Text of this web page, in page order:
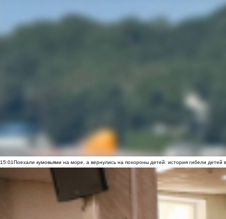
15:01Поехали кумовьями на море, а вернулись на похороны детей: история гибели детей